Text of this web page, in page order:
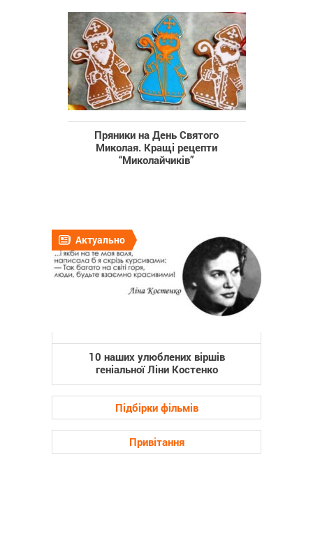
Пряники на День Святого
Миколая. Кращі рецепти
“Миколайчиків”
Актуально
10 наших улюблених віршів
геніальної Ліни Костенко
Підбірки фільмів
Привітання